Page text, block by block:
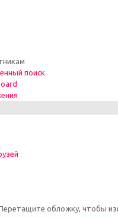
поиск
обложку, чтобы